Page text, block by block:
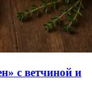
с ветчиной и